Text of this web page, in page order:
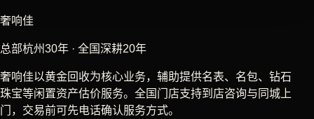
奢响佳
总部杭州30年 · 全国深耕20年
奢响佳以黄金回收为核心业务，辅助提供名表、名包、钻石
珠宝等闲置资产估价服务。全国门店支持到店咨询与同城上
门，交易前可先电话确认服务方式。